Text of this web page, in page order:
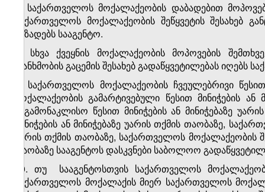
7. საქართველოს მოქალაქეობის დაბადებით
საქართველოს მოქალაქეობის შეწყვეტის შესახებ
ამზადებს სააგენტო.
8. სხვა ქვეყნის მოქალაქეობის მოპოვების
თანხმობის გაცემის შესახებ გადაწყვეტილებას
9. საქართველოს მოქალაქეობის ჩვეულებრივი
მოქალაქეობის გამარტივებული წესით მინიჭების
საგამონაკლისო წესით მინიჭების ან მინიჭებაზე
მინიჭების ან მინიჭებაზე უარის თქმის თაობაზე,
უარის თქმის თაობაზე, საქართველოს მოქალაქეობის
თაობაზე სააგენტოს დასკვნები საბოლოო
10. თუ სააგენტოსთვის საქართველოს
საქართველოს მოქალაქის მიერ საქართველოს